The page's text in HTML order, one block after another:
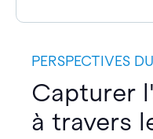
PERSPECTIVES
Capturer
à travers